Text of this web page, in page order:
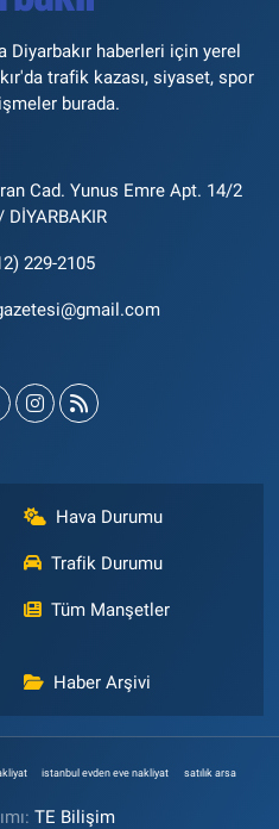
Diyarbakır haberleri için yerel
trafik kazası, siyaset, spor
burada.
Cad. Yunus Emre Apt. 14/2
229-2105
Hava Durumu
Trafik Durumu
Tüm Manşetler
Haber Arşivi
istanbul evden eve nakliyat satılık arsa
TE Bilişim